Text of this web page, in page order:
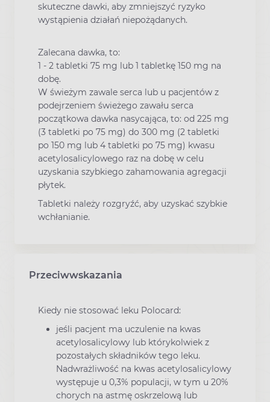
skuteczne dawki, aby zmniejszyć ryzyko
wystąpienia działań niepożądanych.
Zalecana dawka, to:
1 - 2 tabletki 75 mg lub 1 tabletkę 150 mg na
dobę.
W świeżym zawale serca lub u pacjentów z
podejrzeniem świeżego zawału serca
początkowa dawka nasycająca, to: od 225 mg
(3 tabletki po 75 mg) do 300 mg (2 tabletki
po 150 mg lub 4 tabletki po 75 mg) kwasu
acetylosalicylowego raz na dobę w celu
uzyskania szybkiego zahamowania agregacji
płytek.
Tabletki należy rozgryźć, aby uzyskać szybkie
wchłanianie.
Przeciwwskazania
Kiedy nie stosować leku Polocard:
jeśli pacjent ma uczulenie na kwas
acetylosalicylowy lub którykolwiek z
pozostałych składników tego leku.
Nadwrażliwość na kwas acetylosalicylowy
występuje u 0,3% populacji, w tym u 20%
chorych na astmę oskrzelową lub